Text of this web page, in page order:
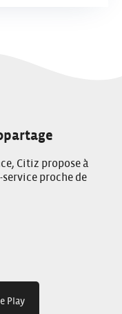
Citiz propose à
proche de
Play